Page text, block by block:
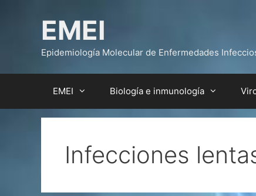
EMEI
Epidemiología Molecular de Enfermedades
EMEI Biología e inmunología
Infecciones